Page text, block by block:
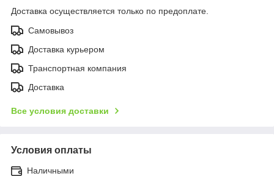
Доставка осуществляется только по предоплате.
Самовывоз
Доставка курьером
Транспортная компания
Доставка
Все условия доставки
Условия оплаты
Наличными